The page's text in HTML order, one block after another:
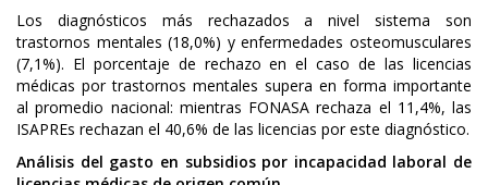
Los diagnósticos más rechazados a nivel sistema son
trastornos mentales (18,0%) y enfermedades osteomusculares
(7,1%). El porcentaje de rechazo en el caso de las licencias
médicas por trastornos mentales supera en forma importante
al promedio nacional: mientras FONASA rechaza el 11,4%, las
ISAPREs rechazan el 40,6% de las licencias por este diagnóstico.
Análisis del gasto en subsidios por incapacidad laboral de